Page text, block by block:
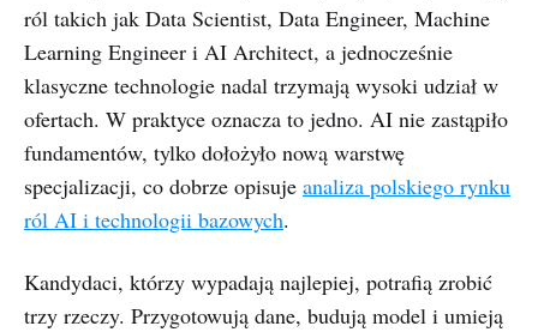
ról takich jak Data Scientist, Data Engineer, Machine
Learning Engineer i AI Architect, a jednocześnie
klasyczne technologie nadal trzymają wysoki udział w
ofertach. W praktyce oznacza to jedno. AI nie zastąpiło
fundamentów, tylko dołożyło nową warstwę
specjalizacji, co dobrze opisuje analiza polskiego rynku
ról AI i technologii bazowych.
Kandydaci, którzy wypadają najlepiej, potrafią zrobić
trzy rzeczy. Przygotowują dane, budują model i umieją